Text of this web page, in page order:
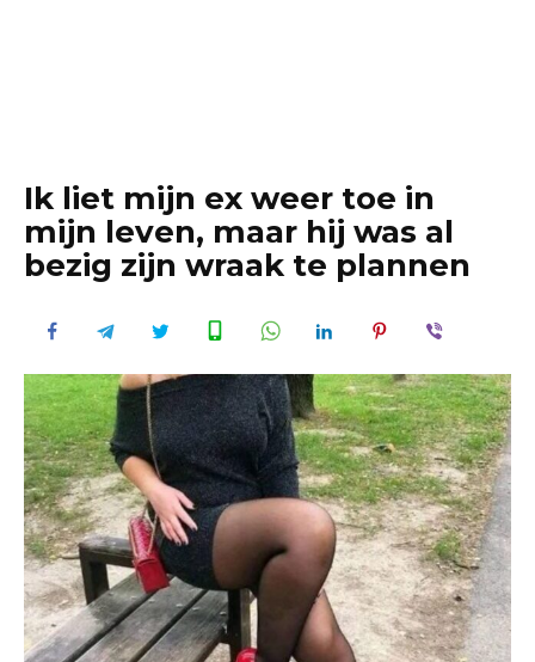
Ik liet mijn ex weer toe in
mijn leven, maar hij was al
bezig zijn wraak te plannen